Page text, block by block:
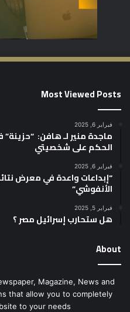
Most Viewed Posts
فبراير 6, 2025
ماجدة منير لـ هافن:
الحكم على شخصيتي
فبراير 6, 2025
“إبداعات واعدة في معرض
الأنفوشي”
فبراير 5, 2025
هل ستحارب إسرائيل مصر ؟
About
Magazine, News and
that allow you to completely
to your needs.